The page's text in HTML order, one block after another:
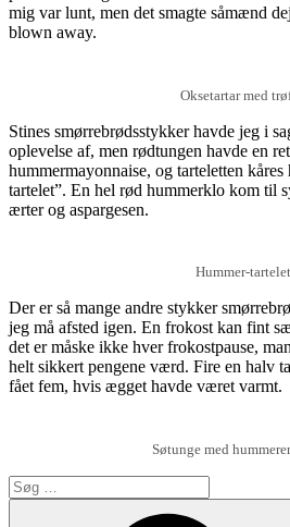
mig var lunt, men det smagte såmænd
blown away.
Oksetartar med
Stines smørrebrødsstykker havde jeg i
oplevelse af, men rødtungen havde en
hummermayonnaise, og tarteletten
tartelet”. En hel rød hummerklo kom til
ærter og aspargesen.
Hummer-tartelet
Der er så mange andre stykker
jeg må afsted igen. En frokost kan fint
det er måske ikke hver frokostpause,
helt sikkert pengene værd. Fire en halv
fået fem, hvis ægget havde været varmt.
Søtunge med
Søg
efter: